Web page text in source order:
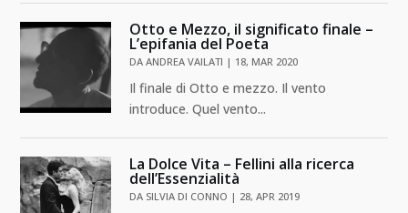
Otto e Mezzo, il significato finale –
L’epifania del Poeta
DAANDREA VAILATI | 18, MAR 2020
Il finale di Otto e mezzo. Il vento
introduce. Quel vento...
La Dolce Vita – Fellini alla ricerca
dell’Essenzialità
DA SILVIA DI CONNO | 28, APR 2019